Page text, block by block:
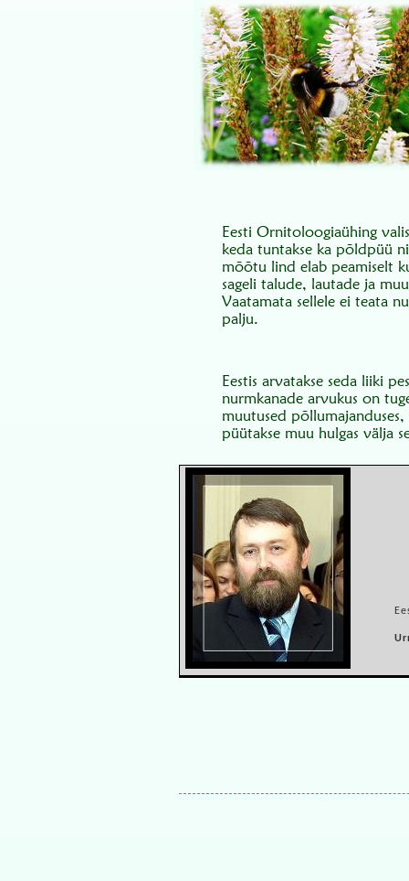
Eesti Ornitoloogiaühing
keda tuntakse ka põldpüü
mõõtu lind elab peamiselt
sageli talude, lautade ja
Vaatamata sellele ei teata
palju.
Eestis arvatakse seda liiki
nurmkanade arvukus on
muutused
püütakse muu hulgas välja